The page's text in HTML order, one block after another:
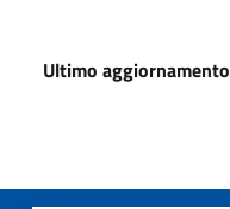
Ultimo aggiornamento